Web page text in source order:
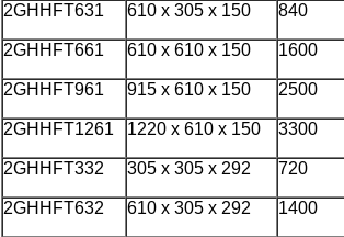
2GHHFT631 610 x 305 x 150 840
2GHHFT661 610 x 610 x 150 1600
2GHHFT961 915 x 610 x 150 2500
2GHHFT1261 1220 x 610 x 150 3300
2GHHFT332 305 x 305 x 292 720
2GHHFT632 610 x 305 x 292 1400